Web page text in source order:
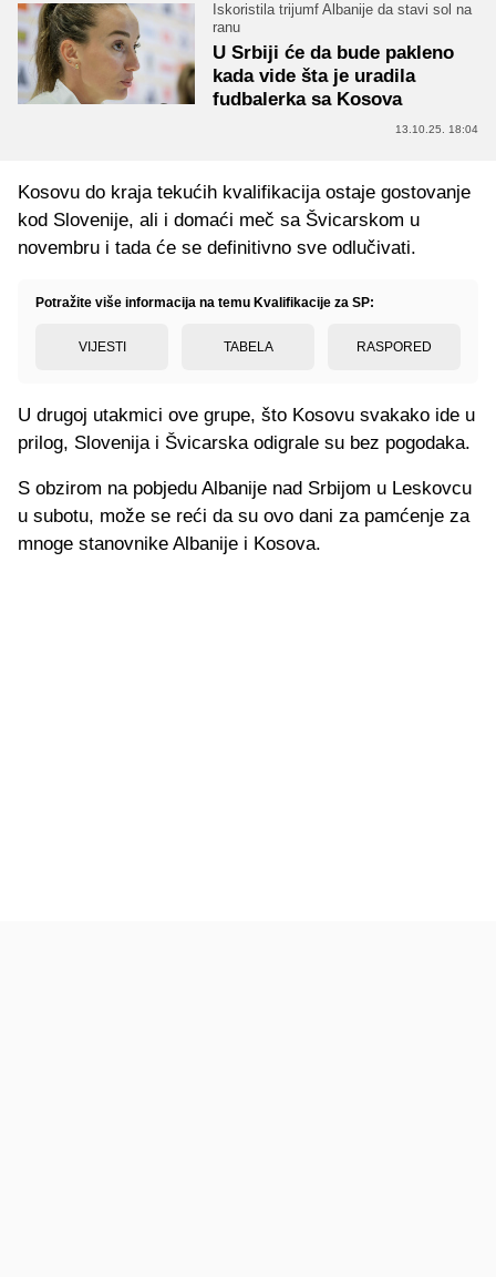
Iskoristila trijumf Albanije da stavi sol na
ranu
U Srbiji će da bude pakleno
kada vide šta je uradila
fudbalerka sa Kosova
13.10.25. 18:04
Kosovu do kraja tekućih kvalifikacija ostaje gostovanje
kod Slovenije, ali i domaći meč sa Švicarskom u
novembru i tada će se definitivno sve odlučivati.
Potražite više informacija na temu Kvalifikacije za SP:
VIJESTI TABELA RASPORED
U drugoj utakmici ove grupe, što Kosovu svakako ide u
prilog, Slovenija i Švicarska odigrale su bez pogodaka.
S obzirom na pobjedu Albanije nad Srbijom u Leskovcu
u subotu, može se reći da su ovo dani za pamćenje za
mnoge stanovnike Albanije i Kosova.